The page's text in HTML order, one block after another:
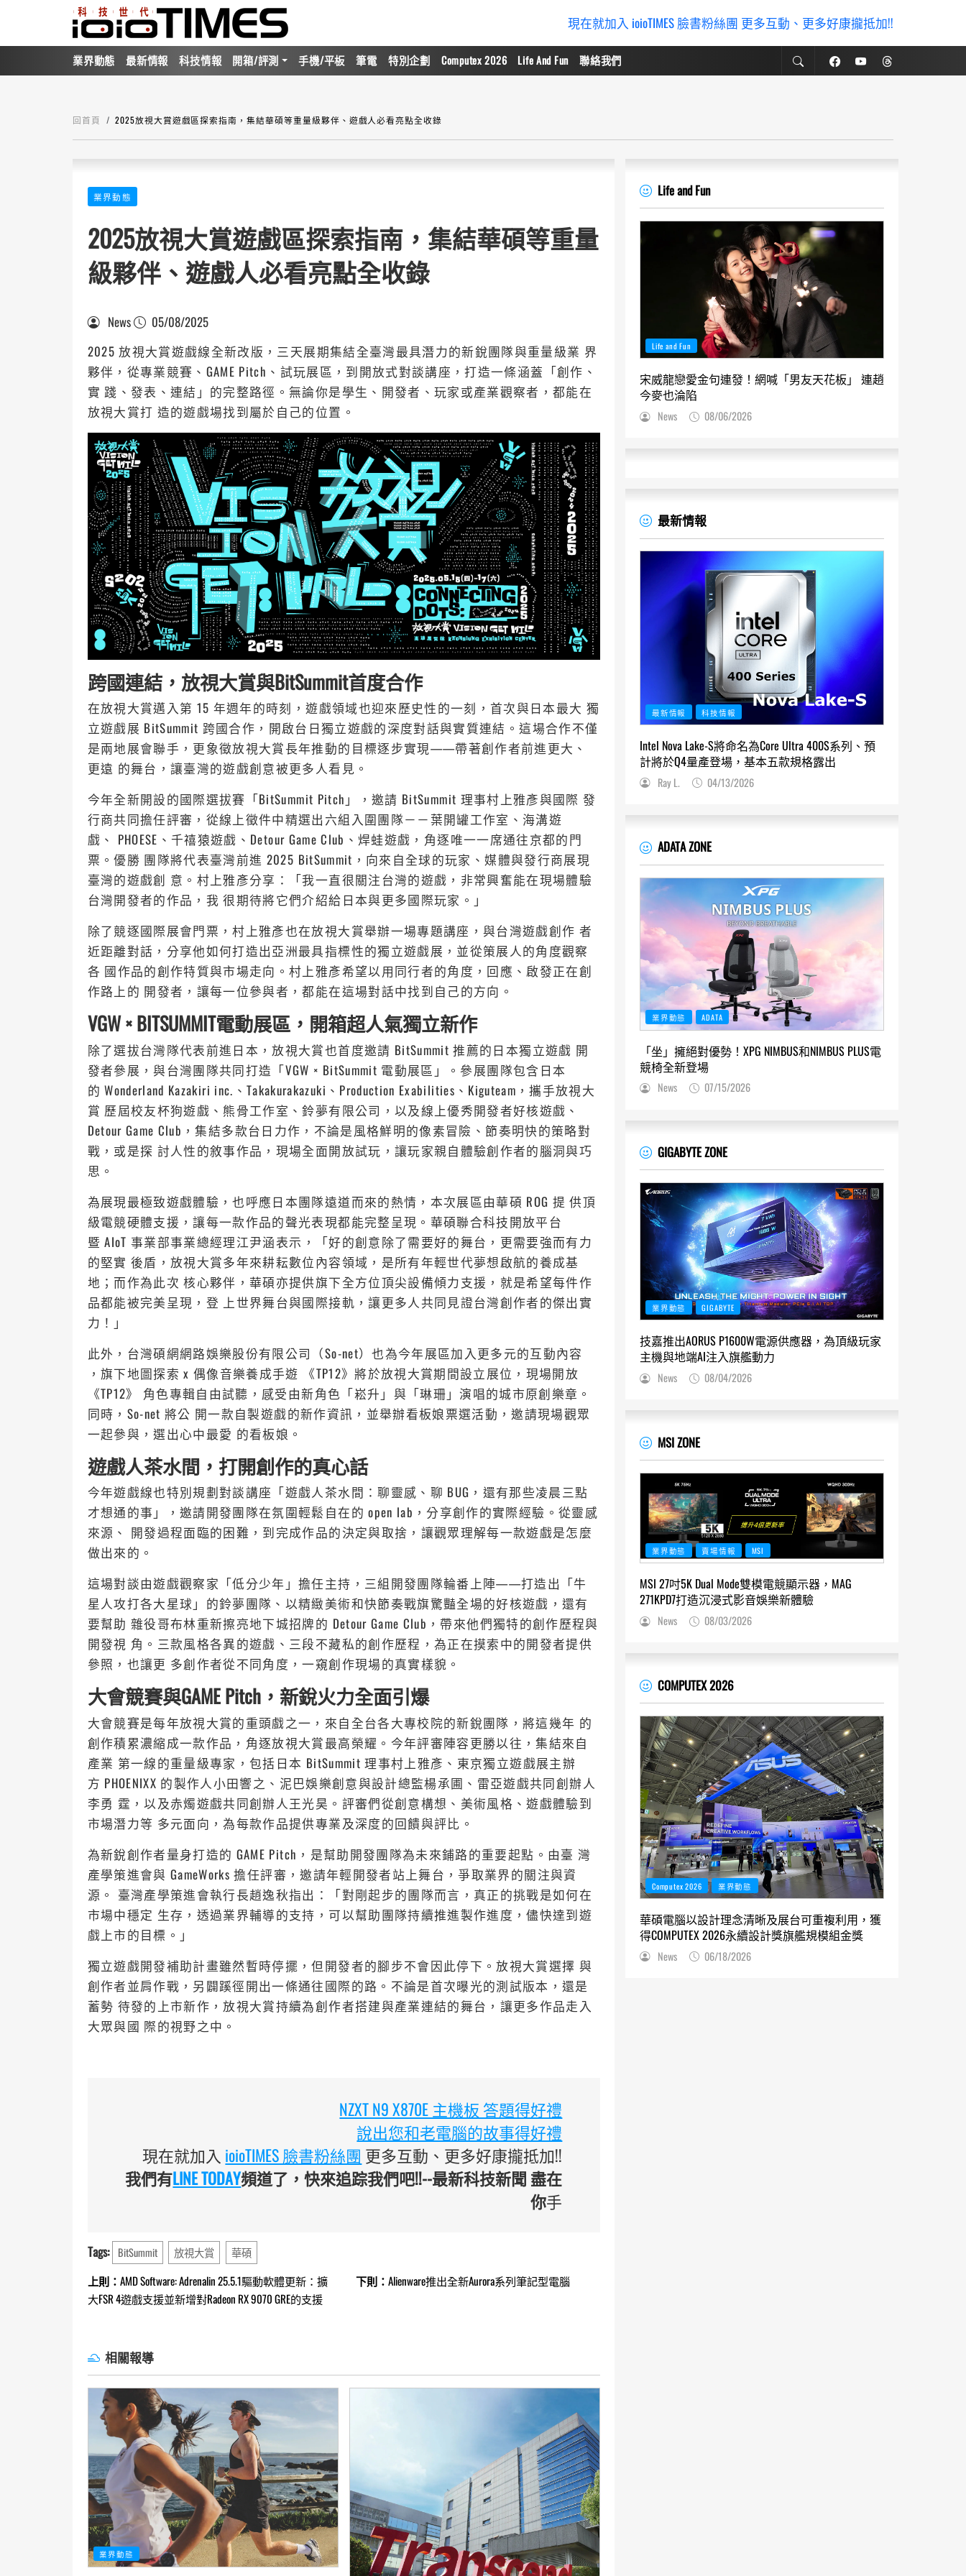
現在就加入 ioioTIMES 臉書粉絲團 更多互動、更多好康攏抵加!!
業界動態 最新情報 科技情報 開箱/評測 手機/平板 筆電 特別企劃 Computex 2026 Life And Fun 聯絡我們
回首頁 2025放視大賞遊戲區探索指南，集結華碩等重量級夥伴、遊戲人必看亮點全收錄
業界動態
2025放視大賞遊戲區探索指南，集結華碩等重量
級夥伴、遊戲人必看亮點全收錄
News
05/08/2025
2025 放視大賞遊戲線全新改版，三天展期集結全臺灣最具潛力的新銳團隊與重量級業 界
夥伴，從專業競賽、GAME Pitch、試玩展區，到開放式對談講座，打造一條涵蓋「創作、
實 踐、發表、連結」的完整路徑。無論你是學生、開發者、玩家或產業觀察者，都能在
放視大賞打 造的遊戲場找到屬於自己的位置。
跨國連結，放視大賞與BitSummit首度合作
在放視大賞邁入第 15 年週年的時刻，遊戲領域也迎來歷史性的一刻，首次與日本最大 獨
立遊戲展 BitSummit 跨國合作，開啟台日獨立遊戲的深度對話與實質連結。這場合作不僅
是兩地展會聯手，更象徵放視大賞長年推動的目標逐步實現——帶著創作者前進更大、
更遠 的舞台，讓臺灣的遊戲創意被更多人看見。
今年全新開設的國際選拔賽「BitSummit Pitch」，邀請 BitSummit 理事村上雅彥與國際 發
行商共同擔任評審，從線上徵件中精選出六組入圍團隊－－葉開罐工作室、海溝遊
戲、 PHOESE、千禧猿遊戲、Detour Game Club、焊蛙遊戲，角逐唯一一席通往京都的門
票。優勝 團隊將代表臺灣前進 2025 BitSummit，向來自全球的玩家、媒體與發行商展現
臺灣的遊戲創 意。村上雅彥分享：「我一直很關注台灣的遊戲，非常興奮能在現場體驗
台灣開發者的作品，我 很期待將它們介紹給日本與更多國際玩家。」
除了競逐國際展會門票，村上雅彥也在放視大賞舉辦一場專題講座，與台灣遊戲創作 者
近距離對話，分享他如何打造出亞洲最具指標性的獨立遊戲展，並從策展人的角度觀察
各 國作品的創作特質與市場走向。村上雅彥希望以用同行者的角度，回應、啟發正在創
作路上的 開發者，讓每一位參與者，都能在這場對話中找到自己的方向。
VGW× BITSUMMIT電動展區，開箱超人氣獨立新作
除了選拔台灣隊代表前進日本，放視大賞也首度邀請 BitSummit 推薦的日本獨立遊戲 開
發者參展，與台灣團隊共同打造「VGW × BitSummit 電動展區」。參展團隊包含日本
的 Wonderland Kazakiri inc.、Takakurakazuki、Production Exabilities、Kiguteam，攜手放視大
賞 歷屆校友杯狗遊戲、熊骨工作室、鈴夢有限公司，以及線上優秀開發者好核遊戲、
Detour Game Club，集結多款台日力作，不論是風格鮮明的像素冒險、節奏明快的策略對
戰，或是探 討人性的敘事作品，現場全面開放試玩，讓玩家親自體驗創作者的腦洞與巧
思。
為展現最極致遊戲體驗，也呼應日本團隊遠道而來的熱情，本次展區由華碩 ROG 提 供頂
級電競硬體支援，讓每一款作品的聲光表現都能完整呈現。華碩聯合科技開放平台
暨 AIoT 事業部事業總經理江尹涵表示，「好的創意除了需要好的舞台，更需要強而有力
的堅實 後盾，放視大賞多年來耕耘數位內容領域，是所有年輕世代夢想啟航的養成基
地；而作為此次 核心夥伴，華碩亦提供旗下全方位頂尖設備傾力支援，就是希望每件作
品都能被完美呈現，登 上世界舞台與國際接軌，讓更多人共同見證台灣創作者的傑出實
力！」
此外，台灣碩網網路娛樂股份有限公司（So-net）也為今年展區加入更多元的互動內容
，旗下地圖探索 x 偶像音樂養成手遊 《TP12》將於放視大賞期間設立展位，現場開放
《TP12》 角色專輯自由試聽，感受由新角色「崧升」與「琳珊」演唱的城市原創樂章。
同時，So-net 將公 開一款自製遊戲的新作資訊，並舉辦看板娘票選活動，邀請現場觀眾
一起參與，選出心中最愛 的看板娘。
遊戲人茶水間，打開創作的真心話
今年遊戲線也特別規劃對談講座「遊戲人茶水間：聊靈感、聊 BUG，還有那些凌晨三點
才想通的事」，邀請開發團隊在氛圍輕鬆自在的 open lab，分享創作的實際經驗。從靈感
來源、 開發過程面臨的困難，到完成作品的決定與取捨，讓觀眾理解每一款遊戲是怎麼
做出來的。
這場對談由遊戲觀察家「低分少年」擔任主持，三組開發團隊輪番上陣——打造出「牛
星人攻打各大星球」的鈴夢團隊、以精緻美術和快節奏戰旗驚豔全場的好核遊戲，還有
要幫助 雜役哥布林重新擦亮地下城招牌的 Detour Game Club，帶來他們獨特的創作歷程與
開發視 角。三款風格各異的遊戲、三段不藏私的創作歷程，為正在摸索中的開發者提供
參照，也讓更 多創作者從不同角度，一窺創作現場的真實樣貌。
大會競賽與GAME Pitch，新銳火力全面引爆
大會競賽是每年放視大賞的重頭戲之一，來自全台各大專校院的新銳團隊，將這幾年 的
創作積累濃縮成一款作品，角逐放視大賞最高榮耀。今年評審陣容更勝以往，集結來自
產業 第一線的重量級專家，包括日本 BitSummit 理事村上雅彥、東京獨立遊戲展主辦
方 PHOENIXX 的製作人小田響之、泥巴娛樂創意與設計總監楊承圃、雷亞遊戲共同創辦人
李勇 霆，以及赤燭遊戲共同創辦人王光昊。評審們從創意構想、美術風格、遊戲體驗到
市場潛力等 多元面向，為每款作品提供專業及深度的回饋與評比。
為新銳創作者量身打造的 GAME Pitch，是幫助開發團隊為未來鋪路的重要起點。由臺 灣
產學策進會與 GameWorks 擔任評審，邀請年輕開發者站上舞台，爭取業界的關注與資
源。 臺灣產學策進會執行長趙逸秋指出：「對剛起步的團隊而言，真正的挑戰是如何在
市場中穩定 生存，透過業界輔導的支持，可以幫助團隊持續推進製作進度，儘快達到遊
戲上市的目標。」
獨立遊戲開發補助計畫雖然暫時停擺，但開發者的腳步不會因此停下。放視大賞選擇 與
創作者並肩作戰，另闢蹊徑開出一條通往國際的路。不論是首次曝光的測試版本，還是
蓄勢 待發的上市新作，放視大賞持續為創作者搭建與產業連結的舞台，讓更多作品走入
大眾與國 際的視野之中。
NZXT N9 X870E 主機板 答題得好禮
說出您和老電腦的故事得好禮
現在就加入 ioioTIMES 臉書粉絲團 更多互動、更多好康攏抵加!!
我們有LINE TODAY頻道了，快來追踪我們吧!!--最新科技新聞 盡在
你手
Tags: BitSummit 放視大賞 華碩
Continue
Reading
上則： AMD Software: Adrenalin 25.5.1驅動軟體更新：擴
大FSR 4遊戲支援並新增對Radeon RX 9070 GRE的支援
下則： Alienware推出全新Aurora系列筆記型電腦
相關報導
業界動態
Life and Fun
Life and Fun
宋威龍戀愛金句連發！網喊「男友天花板」 連趙
今麥也淪陷
News 08/06/2026
最新情報
最新情報 科技情報
Intel Nova Lake-S將命名為Core Ultra 400S系列、預
計將於Q4量產登場，基本五款規格露出
Ray L. 04/13/2026
ADATA ZONE
業界動態 ADATA
「坐」擁絕對優勢！XPG NIMBUS和NIMBUS PLUS電
競椅全新登場
News 07/15/2026
GIGABYTE ZONE
業界動態 GIGABYTE
技嘉推出AORUS P1600W電源供應器，為頂級玩家
主機與地端AI注入旗艦動力
News 08/04/2026
MSI ZONE
業界動態 賣場情報 MSI
MSI 27吋5K Dual Mode雙模電競顯示器，MAG
271KPD7打造沉浸式影音娛樂新體驗
News 08/03/2026
COMPUTEX 2026
Computex 2026 業界動態
華碩電腦以設計理念清晰及展台可重複利用，獲
得COMPUTEX 2026永續設計獎旗艦規模組金獎
News 06/18/2026